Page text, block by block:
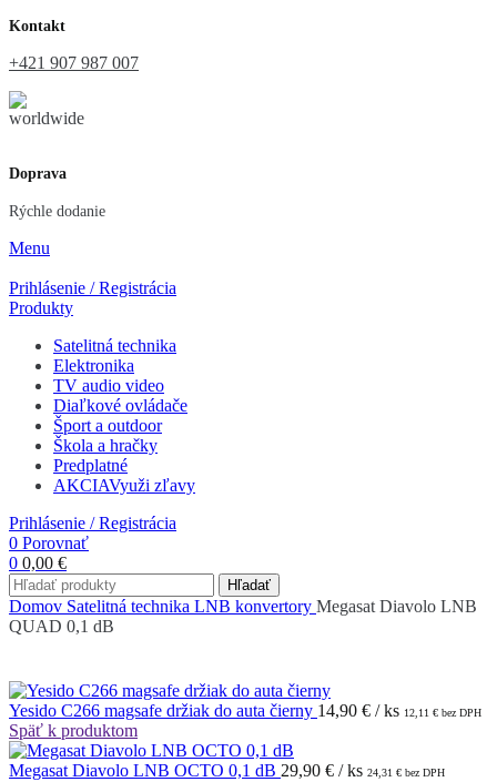
Kontakt
+421 907 987 007
Doprava
Rýchle dodanie
Menu
Prihlásenie / Registrácia
Produkty
Satelitná technika
Elektronika
TV audio video
Diaľkové ovládače
Šport a outdoor
Škola a hračky
Predplatné
AKCIAVyuži zľavy
Prihlásenie / Registrácia
0 Porovnať
0 0,00 €
Hľadať
Domov Satelitná technika LNB konvertory Megasat Diavolo LNB
QUAD 0,1 dB
Yesido C266 magsafe držiak do auta čierny 14,90 € / ks 12,11 € bez DPH
Späť k produktom
Megasat Diavolo LNB OCTO 0,1 dB 29,90 € / ks 24,31 € bez DPH